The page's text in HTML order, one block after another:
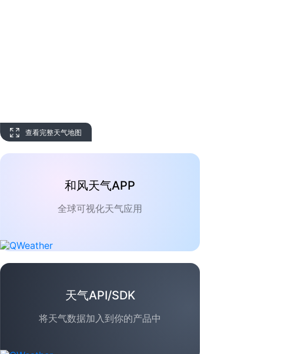
查看完整天气地图
和风天气APP
全球可视化天气应用
天气API/SDK
将天气数据加入到你的产品中